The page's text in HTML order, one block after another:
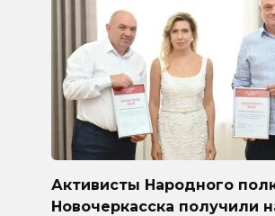
Активисты Народного
Новочеркасска получили